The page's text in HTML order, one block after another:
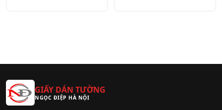
GIẤY DÁN TƯỜNG
NGỌC ĐIỆP HÀ NỘI